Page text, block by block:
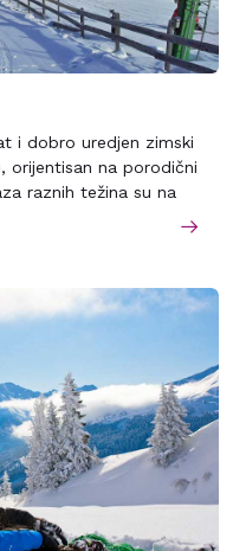
i dobro uredjen zimski
orijentisan na porodični
raznih težina su na
Svetog Osfalda.
može u njemu
do otvorenih
terme ili na masažu.
barove, diskoteke i
mestu je Klagenfurt,